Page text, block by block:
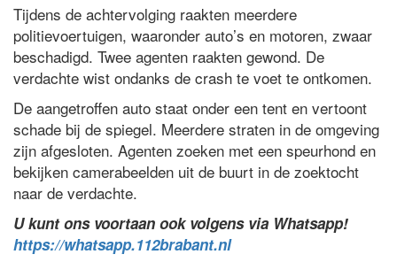
Tijdens de achtervolging raakten meerdere
politievoertuigen, waaronder auto’s en motoren, zwaar
beschadigd. Twee agenten raakten gewond. De
verdachte wist ondanks de crash te voet te ontkomen.
De aangetroffen auto staat onder een tent en vertoont
schade bij de spiegel. Meerdere straten in de omgeving
zijn afgesloten. Agenten zoeken met een speurhond en
bekijken camerabeelden uit de buurt in de zoektocht
naar de verdachte.
U kunt ons voortaan ook volgens via Whatsapp!
https://whatsapp.112brabant.nl